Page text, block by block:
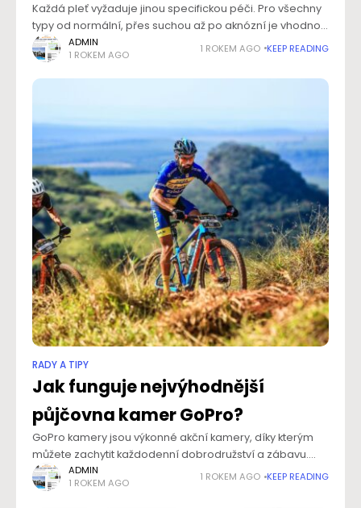
Každá pleť vyžaduje jinou specifickou péči. Pro všechny
typy od normální, přes suchou až po aknózní je vhodnou
volbou korejská kosmetika od prověřených výrobců.
Podlehněte kouzlu účinných přípravků, které vás
ADMIN
1 ROKEM AGO
1 ROKEM AGO KEEP READING
RADY A TIPY
Jak funguje nejvýhodnější
půjčovna kamer GoPro?
GoPro kamery jsou výkonné akční kamery, díky kterým
můžete zachytit každodenní dobrodružství a zábavu.
Ačkoliv se s nimi dá natáčet cokoliv, největší využití mají
při sportu, outdoorových aktivitách či cestování.
ADMIN
1 ROKEM AGO
1 ROKEM AGO KEEP READING